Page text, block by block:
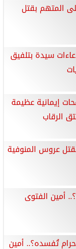
المتهم بقتل
سيدة بتلفيق
إيمانية عظيمة
الرقاب
عروس المنوفية
أمين الفتوى
تُفسده؟.. أمين